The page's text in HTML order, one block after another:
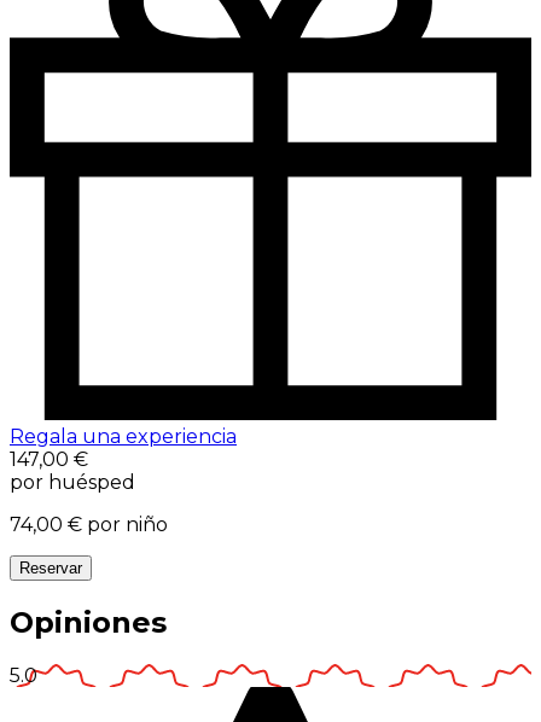
Regala una experiencia
147,00 €
por huésped
74,00 € por niño
Reservar
Opiniones
5.0